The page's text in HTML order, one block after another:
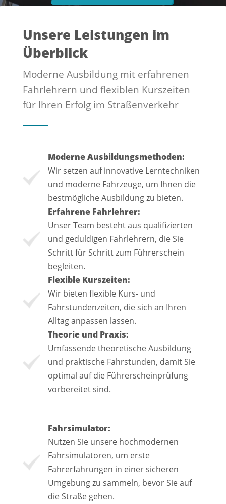
Unsere Leistungen im
Überblick
Moderne Ausbildung mit erfahrenen
Fahrlehrern und flexiblen Kurszeiten
für Ihren Erfolg im Straßenverkehr
Moderne Ausbildungsmethoden:
Wir setzen auf innovative Lerntechniken
und moderne Fahrzeuge, um Ihnen die
bestmögliche Ausbildung zu bieten.
Erfahrene Fahrlehrer:
Unser Team besteht aus qualifizierten
und geduldigen Fahrlehrern, die Sie
Schritt für Schritt zum Führerschein
begleiten.
Flexible Kurszeiten:
Wir bieten flexible Kurs- und
Fahrstundenzeiten, die sich an Ihren
Alltag anpassen lassen.
Theorie und Praxis:
Umfassende theoretische Ausbildung
und praktische Fahrstunden, damit Sie
optimal auf die Führerscheinprüfung
vorbereitet sind.
Fahrsimulator:
Nutzen Sie unsere hochmodernen
Fahrsimulatoren, um erste
Fahrerfahrungen in einer sicheren
Umgebung zu sammeln, bevor Sie auf
die Straße gehen.